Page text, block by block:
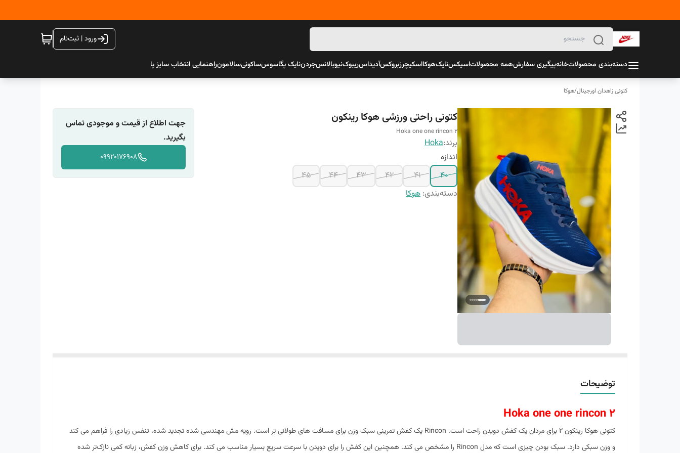
ورود | ثبت‌نام
دسته‌بندی محصولاتخانهپیگیری سفارشهمه محصولاتاسیکسنایکهوکااسکیچرزبروکسآدیداسریبوکنیوبالانسجردننایک پگاسوسساکونیسالامونراهنمایی انتخاب سایز پا
کتونی زاهدان اورجینال/هوکا
کتونی راحتی ورزشی هوکا رینکون
Hoka one one rincon 2
برند:Hoka
اندازه
40
41
42
43
44
45
دسته‌بندی: هوکا
جهت اطلاع از قیمت و موجودی تماس
بگیرید.
09920176908
توضیحات
Hoka one one rincon 2
کتونی هوکا رینکون 2 برای مردان یک کفش دویدن راحت است. Rincon یک کفش تمرینی سبک وزن برای مسافت های طولانی تر است. رویه مش مهندسی شده تجدید شده، تنفس زیادی را فراهم می کند
و وزن سبکی دارد. سبک بودن چیزی است که مدل Rincon را مشخص می کند. همچنین این کفش را برای دویدن با سرعت سریع بسیار مناسب می کند. برای کاهش وزن کفش، زبانه کمی نازک‌تر شده